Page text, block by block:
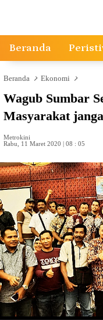
Beranda
Beranda Ekonomi
Wagub Sumbar
Masyarakat
Metrokini
Rabu, 11 Maret 2020 | 08 : 05